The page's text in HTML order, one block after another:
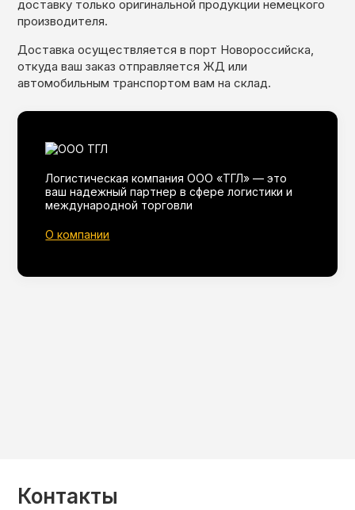
доставку только оригинальной продукции немецкого
производителя.
Доставка осуществляется в порт Новороссийска,
откуда ваш заказ отправляется ЖД или
автомобильным транспортом вам на склад.
Логистическая компания ООО «ТГЛ» — это
ваш надежный партнер в сфере логистики и
международной торговли
О компании
Контакты